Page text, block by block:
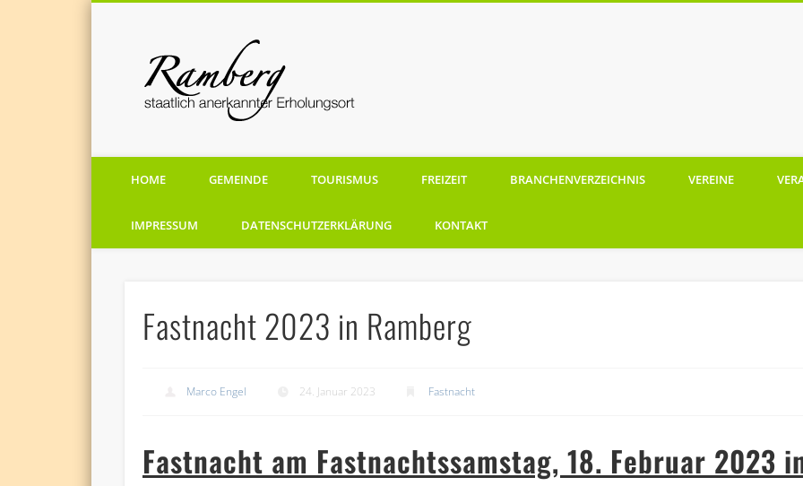
staatlich anerkannten Erholungsort
HOME GEMEINDE TOURISMUS FREIZEIT BRANCHENVERZEICHNIS VEREINE
IMPRESSUM DATENSCHUTZERKLÄRUNG KONTAKT
Fastnacht 2023 in Ramberg
Marco Engel 24. Januar 2023 Fastnacht
Fastnacht am Fastnachtssamstag, 18. Februar 2023